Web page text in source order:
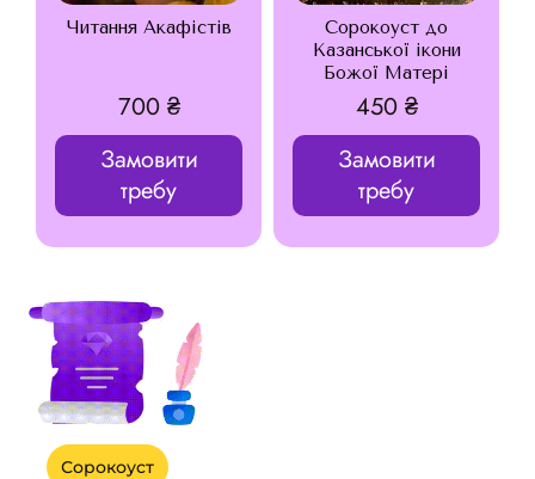
Читання Акафістів
700 ₴
Замовити
требу
Сорокоуст до
Казанської ікони
Божої Матері
450 ₴
Замовити
требу
Сорокоуст